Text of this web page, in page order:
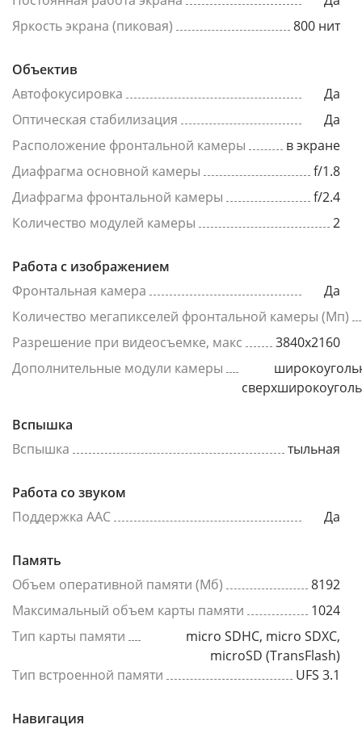
Яркость экрана (пиковая)
800 нит
Объектив
Автофокусировка
Да
Оптическая стабилизация
Да
Расположение фронтальной камеры
в экране
Диафрагма основной камеры
f/1.8
Диафрагма фронтальной камеры
f/2.4
Количество модулей камеры
2
Работа с изображением
Фронтальная камера
Да
Количество мегапикселей фронтальной камеры (Мп)
Разрешение при видеосъемке, макс
3840x2160
Дополнительные модули камеры
Вспышка
Вспышка
тыльная
Работа со звуком
Поддержка AAC
Да
Память
Объем оперативной памяти (Мб)
8192
Максимальный объем карты памяти
1024
Тип карты памяти
micro SDHC, micro SDXC,
microSD (TransFlash)
Тип встроенной памяти
UFS 3.1
Навигация